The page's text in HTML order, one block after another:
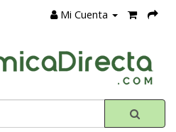
Mi Cuenta